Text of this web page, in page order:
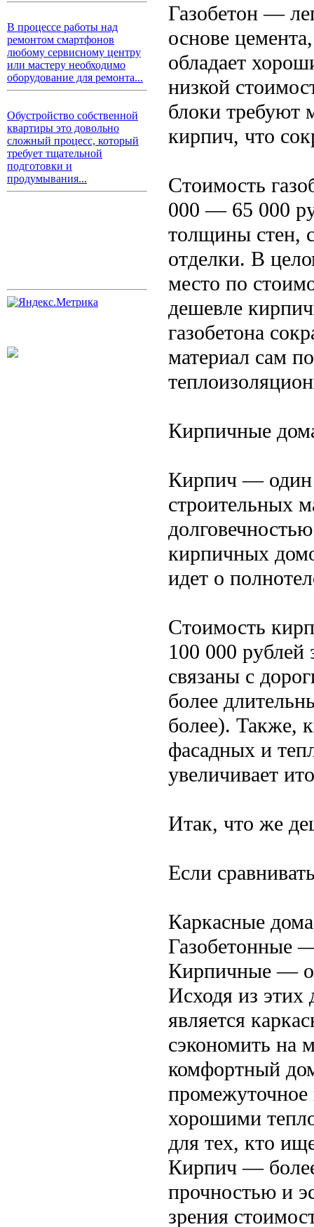
В процессе работы над
ремонтом смартфонов
любому сервисному центру
или мастеру необходимо
оборудование для ремонта...
Обустройство собственной
квартиры это довольно
сложный процесс, который
требует тщательной
подготовки и
продумывания...
Газобетон —
основе
обладает
низкой
блоки требуют
кирпич, что
Стоимость
000 — 65 000
толщины стен,
отделки. В
место по
дешевле
газобетона
материал сам
Кирпичные
Кирпич — один
строительных
кирпичных
идет о
Стоимость
100 000
связаны с
более
более). Также,
фасадных и
увеличивает
Итак, что же
Если
Каркасные
Газобетонные
Кирпичные —
Исходя из
является
сэкономить на
комфортный
промежуточное
хорошими
для тех, кто
Кирпич —
прочностью и
зрения